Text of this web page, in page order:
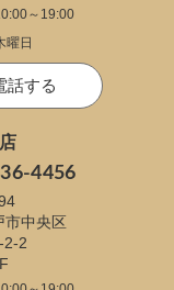
～19:00
曜日
話する
4456
市中央区
2-2